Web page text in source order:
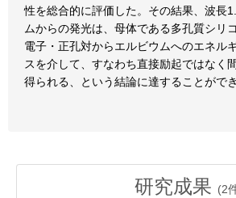
性を総合的に評価した。その結果、波長
ムからの発光は、母体である多孔質シリ
電子・正孔対からエルビウムへのエネル
スを介して、すなわち直接励起ではなく
得られる、という結論に達することができ
研究成果 (2